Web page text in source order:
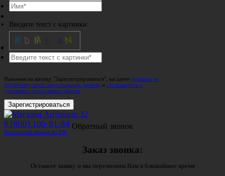
Введите текст с картинки:
Нажимая на кнопку "Зарегистрироваться", вы даете согласие на
обработку своих персональных данных и соглашаетесь с
условиями пользования сайтом
Зарегистрироваться
8 (800) 100-81-84
Бесплатный звонок по РФ.
Обратный звонок
Заказ звонка:
Оставьте заявку и мы перезвоним Вам в ближайшее время